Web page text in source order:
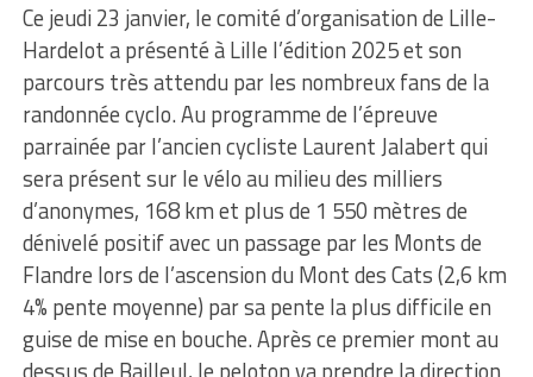
Ce jeudi 23 janvier, le comité d’organisation de Lille-
Hardelot a présenté à Lille l’édition 2025 et son
parcours très attendu par les nombreux fans de la
randonnée cyclo. Au programme de l’épreuve
parrainée par l’ancien cycliste Laurent Jalabert qui
sera présent sur le vélo au milieu des milliers
d’anonymes, 168 km et plus de 1 550 mètres de
dénivelé positif avec un passage par les Monts de
Flandre lors de l’ascension du Mont des Cats (2,6 km
4% pente moyenne) par sa pente la plus difficile en
guise de mise en bouche. Après ce premier mont au